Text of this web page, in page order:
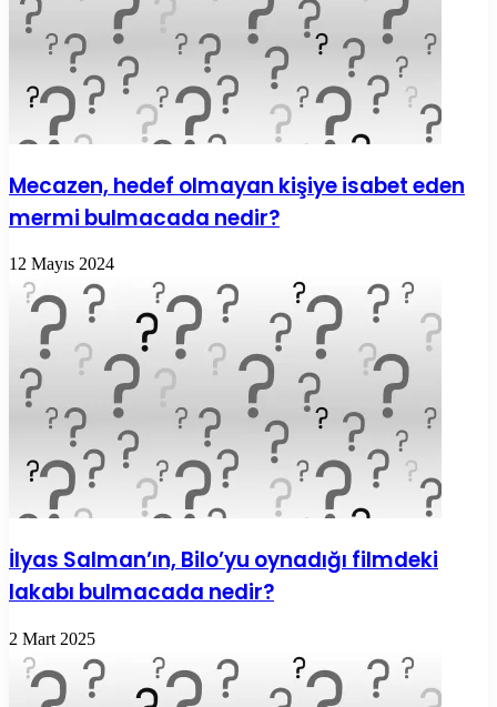
Mecazen, hedef olmayan kişiye isabet eden
mermi bulmacada nedir?
12 Mayıs 2024
İlyas Salman’ın, Bilo’yu oynadığı filmdeki
lakabı bulmacada nedir?
2 Mart 2025